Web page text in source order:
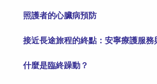
照護者的心臟病預防
接近長途旅程的終點：安寧療護服
什麼是臨終躁動？